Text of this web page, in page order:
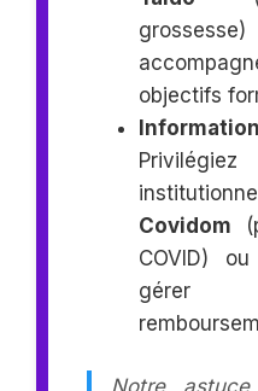
grossesse)
objectifs
Covidom
COVID) ou